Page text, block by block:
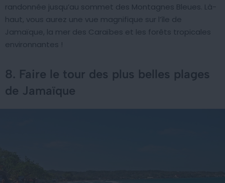
randonnée jusqu’au sommet des Montagnes Bleues. Là-
haut, vous aurez une vue magnifique sur l’île de
Jamaïque, la mer des Caraïbes et les forêts tropicales
environnantes !
8. Faire le tour des plus belles plages
de Jamaïque